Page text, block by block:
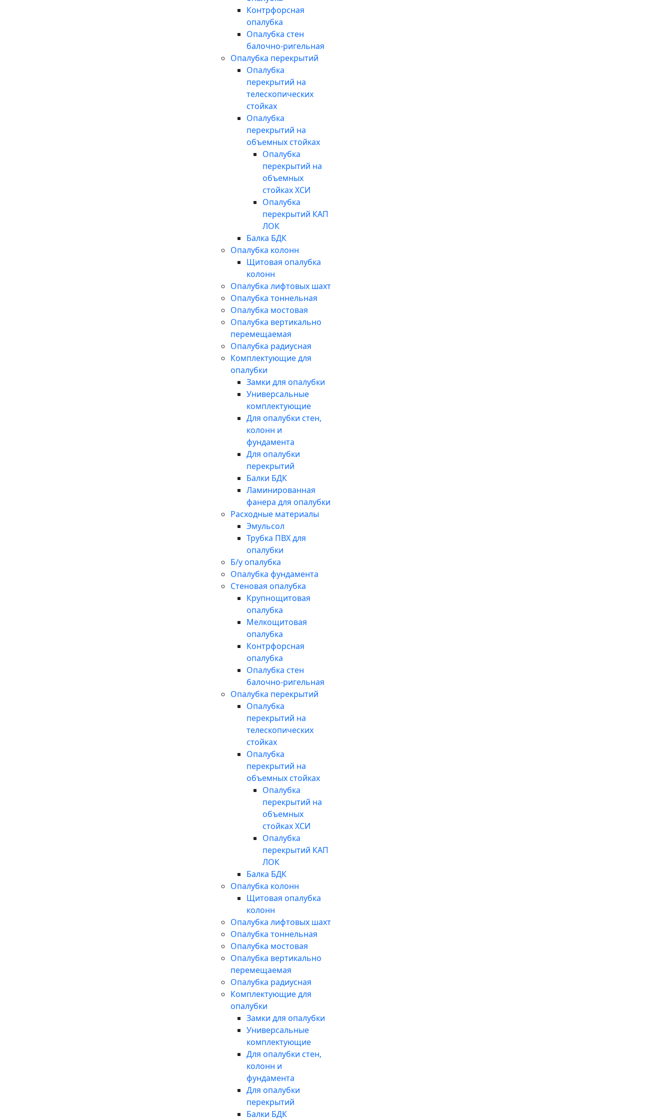
Контрфорсная
опалубка
Опалубка стен
балочно-ригельная
Опалубка перекрытий
Опалубка
перекрытий на
телескопических
стойках
Опалубка
перекрытий на
объемных стойках
Опалубка
перекрытий на
объемных
стойках ХСИ
Опалубка
перекрытий КАП
ЛОК
Балка БДК
Опалубка колонн
Щитовая опалубка
колонн
Опалубка лифтовых шахт
Опалубка тоннельная
Опалубка мостовая
Опалубка вертикально
перемещаемая
Опалубка радиусная
Комплектующие для
опалубки
Замки для опалубки
Универсальные
комплектующие
Для опалубки стен,
колонн и
фундамента
Для опалубки
перекрытий
Балки БДК
Ламинированная
фанера для опалубки
Расходные материалы
Эмульсол
Трубка ПВХ для
опалубки
Б/у опалубка
Опалубка фундамента
Стеновая опалубка
Крупнощитовая
опалубка
Мелкощитовая
опалубка
Контрфорсная
опалубка
Опалубка стен
балочно-ригельная
Опалубка перекрытий
Опалубка
перекрытий на
телескопических
стойках
Опалубка
перекрытий на
объемных стойках
Опалубка
перекрытий на
объемных
стойках ХСИ
Опалубка
перекрытий КАП
ЛОК
Балка БДК
Опалубка колонн
Щитовая опалубка
колонн
Опалубка лифтовых шахт
Опалубка тоннельная
Опалубка мостовая
Опалубка вертикально
перемещаемая
Опалубка радиусная
Комплектующие для
опалубки
Замки для опалубки
Универсальные
комплектующие
Для опалубки стен,
колонн и
фундамента
Для опалубки
перекрытий
Балки БДК